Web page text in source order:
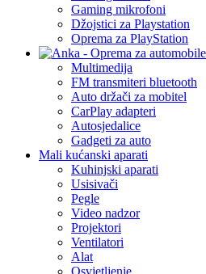
Gaming mikrofoni
Džojstici za Playstation
Oprema za PlayStation
Multimedija
FM transmiteri bluetooth
Auto držači za mobitel
CarPlay adapteri
Autosjedalice
Gadgeti za auto
Mali kućanski aparati
Kuhinjski aparati
Usisivači
Pegle
Video nadzor
Projektori
Ventilatori
Alat
Osvjetljenje